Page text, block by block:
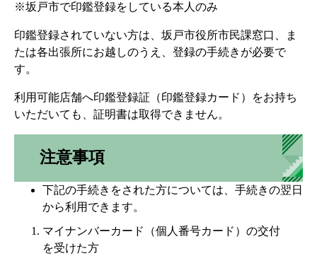
※坂戸市で印鑑登録をしている本人のみ
印鑑登録されていない方は、坂戸市役所市民課窓口、ま
たは各出張所にお越しのうえ、登録の手続きが必要で
す。
利用可能店舗へ印鑑登録証（印鑑登録カード）をお持ち
いただいても、証明書は取得できません。
注意事項
下記の手続きをされた方については、手続きの翌日
から利用できます。
マイナンバーカード（個人番号カード）の交付
を受けた方